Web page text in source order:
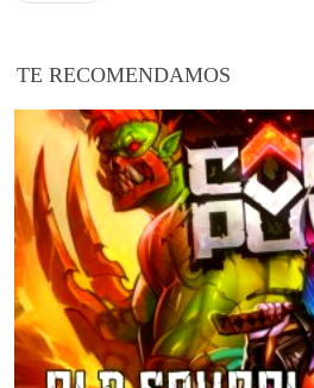
TE RECOMENDAMOS